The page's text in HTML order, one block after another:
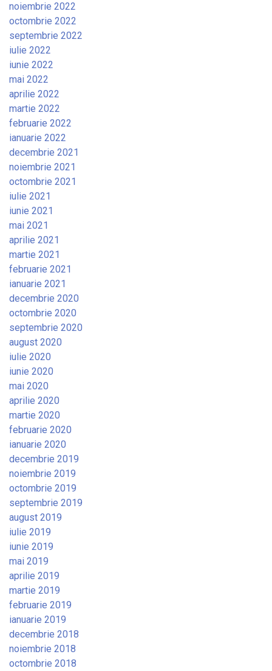
noiembrie 2022
octombrie 2022
septembrie 2022
iulie 2022
iunie 2022
mai 2022
aprilie 2022
martie 2022
februarie 2022
ianuarie 2022
decembrie 2021
noiembrie 2021
octombrie 2021
iulie 2021
iunie 2021
mai 2021
aprilie 2021
martie 2021
februarie 2021
ianuarie 2021
decembrie 2020
octombrie 2020
septembrie 2020
august 2020
iulie 2020
iunie 2020
mai 2020
aprilie 2020
martie 2020
februarie 2020
ianuarie 2020
decembrie 2019
noiembrie 2019
octombrie 2019
septembrie 2019
august 2019
iulie 2019
iunie 2019
mai 2019
aprilie 2019
martie 2019
februarie 2019
ianuarie 2019
decembrie 2018
noiembrie 2018
octombrie 2018